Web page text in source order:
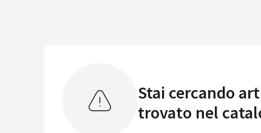
Stai cercando
trovato nel